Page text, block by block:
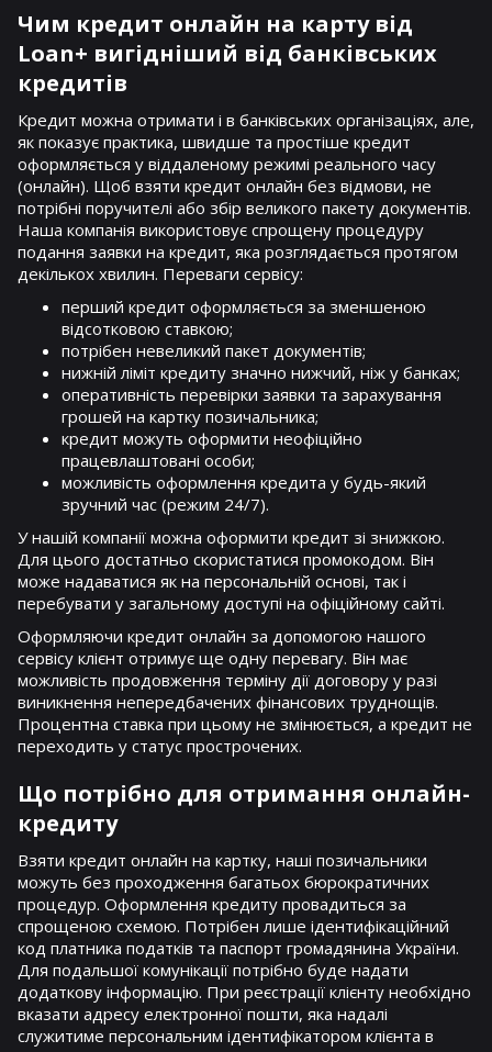
Чим кредит онлайн на карту від
Loan+ вигідніший від банківських
кредитів
Кредит можна отримати і в банківських організаціях, але,
як показує практика, швидше та простіше кредит
оформляється у віддаленому режимі реального часу
(онлайн). Щоб взяти кредит онлайн без відмови, не
потрібні поручителі або збір великого пакету документів.
Наша компанія використовує спрощену процедуру
подання заявки на кредит, яка розглядається протягом
декількох хвилин. Переваги сервісу:
перший кредит оформляється за зменшеною
відсотковою ставкою;
потрібен невеликий пакет документів;
нижній ліміт кредиту значно нижчий, ніж у банках;
оперативність перевірки заявки та зарахування
грошей на картку позичальника;
кредит можуть оформити неофіційно
працевлаштовані особи;
можливість оформлення кредита у будь-який
зручний час (режим 24/7).
У нашій компанії можна оформити кредит зі знижкою.
Для цього достатньо скористатися промокодом. Він
може надаватися як на персональній основі, так і
перебувати у загальному доступі на офіційному сайті.
Оформляючи кредит онлайн за допомогою нашого
сервісу клієнт отримує ще одну перевагу. Він має
можливість продовження терміну дії договору у разі
виникнення непередбачених фінансових труднощів.
Процентна ставка при цьому не змінюється, а кредит не
переходить у статус прострочених.
Що потрібно для отримання онлайн-
кредиту
Взяти кредит онлайн на картку, наші позичальники
можуть без проходження багатьох бюрократичних
процедур. Оформлення кредиту провадиться за
спрощеною схемою. Потрібен лише ідентифікаційний
код платника податків та паспорт громадянина України.
Для подальшої комунікації потрібно буде надати
додаткову інформацію. При реєстрації клієнту необхідно
вказати адресу електронної пошти, яка надалі
служитиме персональним ідентифікатором клієнта в